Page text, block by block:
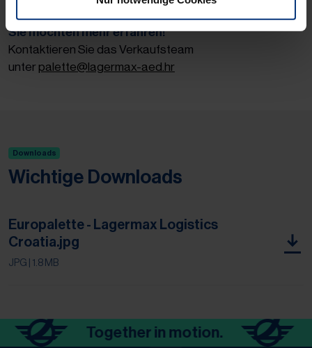
Sie möchten mehr erfahren!
Kontaktieren Sie das Verkaufsteam
unter palette@lagermax-aed.hr
Downloads
Wichtige Downloads
Europalette - Lagermax Logistics
Croatia.jpg
JPG | 1.8 MB
Together in motion.